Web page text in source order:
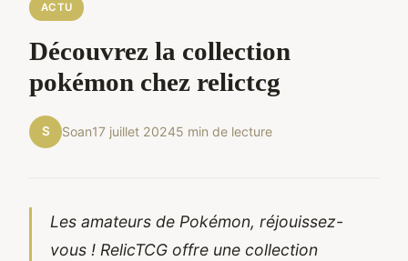
ACTU
Découvrez la collection
pokémon chez relictcg
S Soan17 juillet 20245 min de lecture
Les amateurs de Pokémon, réjouissez-
vous ! RelicTCG offre une collection